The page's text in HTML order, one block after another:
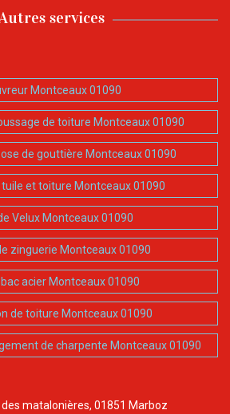
services
Montceaux 01090
de toiture Montceaux 01090
de gouttière Montceaux 01090
tuile et toiture Montceaux 01090
Velux Montceaux 01090
zinguerie Montceaux 01090
acier Montceaux 01090
de toiture Montceaux 01090
de charpente Montceaux 01090
des matalonières, 01851 Marboz